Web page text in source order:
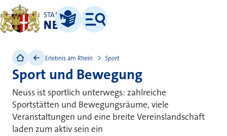
STADT
NEUSS
Leichte Sprache
Menü
Erlebnis am Rhein Sport
Sport und Bewegung
Neuss ist sportlich unterwegs: zahlreiche
Sportstätten und Bewegungsräume, viele
Veranstaltungen und eine breite Vereinslandschaft
laden zum aktiv sein ein